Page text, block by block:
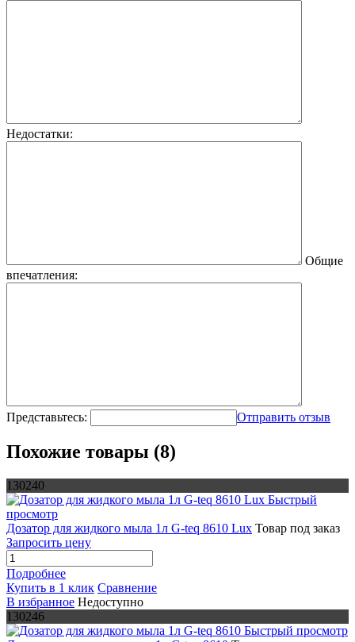
Недостатки:
Общие
впечатления:
Представьтесь: Отправить отзыв
Похожие товары (8)
130240
Быстрый
просмотр
Дозатор для жидкого мыла 1л G-teq 8610 Lux Товар под заказ
Запросить цену
Подробнее
Купить в 1 клик Сравнение
В избранное Недоступно
130246
Быстрый просмотр